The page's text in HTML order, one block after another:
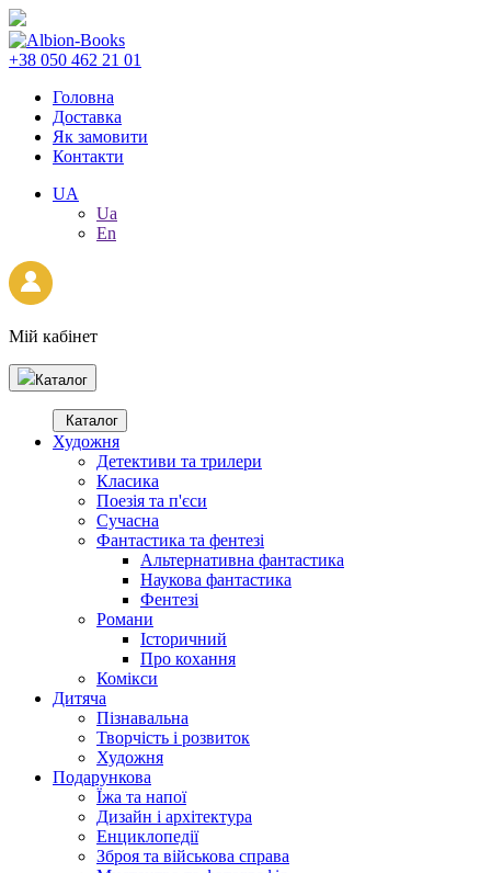
+38 050 462 21 01
Головна
Доставка
Як замовити
Контакти
UA
Ua
En
Мій кабінет
Каталог
Каталог
Художня
Детективи та трилери
Класика
Поезія та п'єси
Сучасна
Фантастика та фентезі
Альтернативна фантастика
Наукова фантастика
Фентезі
Романи
Історичний
Про кохання
Комікси
Дитяча
Пізнавальна
Творчість і розвиток
Художня
Подарункова
Їжа та напої
Дизайн і архітектура
Енциклопедії
Зброя та військова справа